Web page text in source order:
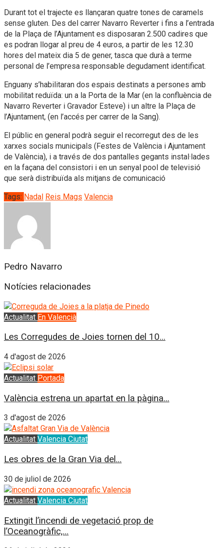
Durant tot el trajecte es llançaran quatre tones de caramels
sense gluten. Des del carrer Navarro Reverter i fins a l’entrada
de la Plaça de l’Ajuntament es disposaran 2.500 cadires que
es podran llogar al preu de 4 euros, a partir de les 12.30
hores del mateix dia 5 de gener, tasca que durà a terme
personal de l’empresa responsable degudament identificat.
Enguany s’habilitaran dos espais destinats a persones amb
mobilitat reduïda: un a la Porta de la Mar (en la confluència de
Navarro Reverter i Gravador Esteve) i un altre la Plaça de
l’Ajuntament, (en l’accés per carrer de la Sang).
El públic en general podrà seguir el recorregut des de les
xarxes socials municipals (Festes de València i Ajuntament
de València), i a través de dos pantalles gegants instal·lades
en la façana del consistori i en un senyal pool de televisió
que serà distribuïda als mitjans de comunicació
Tags: Nadal Reis Mags Valencia
Pedro Navarro
Notícies relacionades
Actualitat En Valencià
Les Corregudes de Joies tornen del 10...
4 d'agost de 2026
Actualitat Portada
València estrena un apartat en la pàgina...
3 d'agost de 2026
Actualitat Valencia Ciutat
Les obres de la Gran Via del...
30 de juliol de 2026
Actualitat Valencia Ciutat
Extingit l’incendi de vegetació prop de
l’Oceanogràfic,...